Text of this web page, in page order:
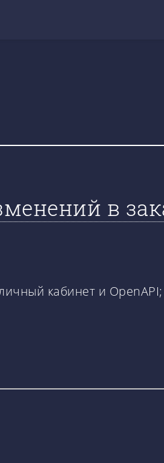
в
кабинет и